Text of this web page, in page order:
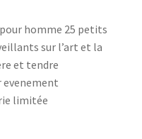
homme 25 petits
sur l’art et la
et tendre
evenement
limitée